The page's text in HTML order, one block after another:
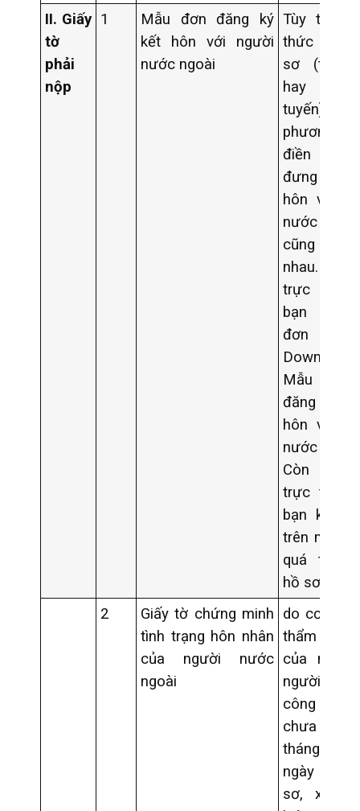
II. Giấy
tờ
phải
nộp
1
Mẫu đơn đăng ký
kết hôn với người
nước ngoài
Tùy theo
thức nộp
sơ (trực
hay
tuyến),
phương
điền mẫu
đưng ký
hôn với
nước
cũng
nhau. Nếu
trực
bạn tải
đơn này.
Download
Mẫu tờ
đăng ký
hôn với
nước
Còn nếu
trực
bạn khai
trên máy
quá trình
hồ sơ.
2
Giấy tờ chứng minh
tình trạng hôn nhân
của người nước
ngoài
do cơ
thẩm
của nước
người
công dân
chưa
tháng tính
ngày
sơ, xác